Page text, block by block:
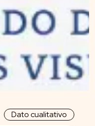
Dato cualitativo